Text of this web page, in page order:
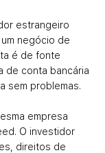
estrangeiro
negócio de
é de fonte
de conta bancária
sem problemas.
empresa
O investidor
direitos de